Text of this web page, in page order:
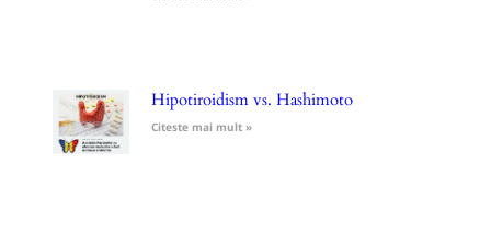
Hipotiroidism vs. Hashimoto
Citeste mai mult »